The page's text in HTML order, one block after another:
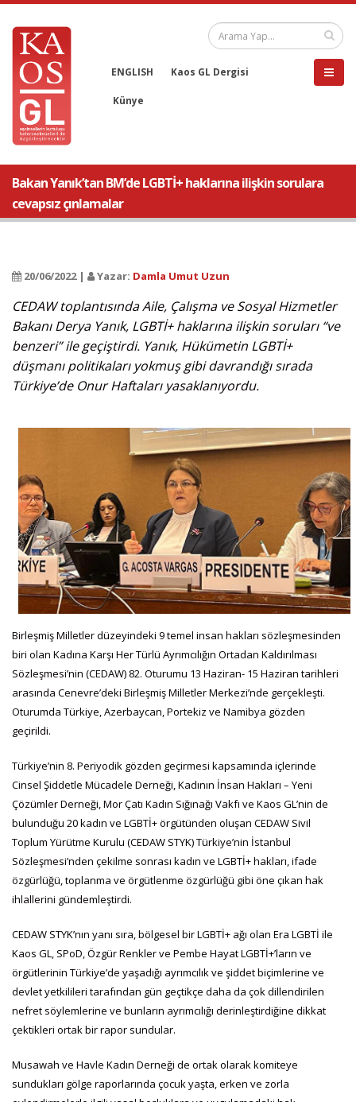
ENGLISH Kaos GL Dergisi
Künye
Bakan Yanık’tan BM’de LGBTİ+ haklarına ilişkin sorulara
cevapsız çınlamalar
20/06/2022 | Yazar: Damla Umut Uzun
CEDAW toplantısında Aile, Çalışma ve Sosyal Hizmetler
Bakanı Derya Yanık, LGBTİ+ haklarına ilişkin soruları “ve
benzeri” ile geçiştirdi. Yanık, Hükümetin LGBTİ+
düşmanı politikaları yokmuş gibi davrandığı sırada
Türkiye’de Onur Haftaları yasaklanıyordu.
Birleşmiş Milletler düzeyindeki 9 temel insan hakları sözleşmesinden
biri olan Kadına Karşı Her Türlü Ayrımcılığın Ortadan Kaldırılması
Sözleşmesi’nin (CEDAW) 82. Oturumu 13 Haziran- 15 Haziran tarihleri
arasında Cenevre’deki Birleşmiş Milletler Merkezi’nde gerçekleşti.
Oturumda Türkiye, Azerbaycan, Portekiz ve Namibya gözden
geçirildi.
Türkiye’nin 8. Periyodik gözden geçirmesi kapsamında içlerinde
Cinsel Şiddetle Mücadele Derneği, Kadının İnsan Hakları – Yeni
Çözümler Derneği, Mor Çatı Kadın Sığınağı Vakfı ve Kaos GL’nin de
bulunduğu 20 kadın ve LGBTİ+ örgütünden oluşan CEDAW Sivil
Toplum Yürütme Kurulu (CEDAW STYK) Türkiye’nin İstanbul
Sözleşmesi’nden çekilme sonrası kadın ve LGBTİ+ hakları, ifade
özgürlüğü, toplanma ve örgütlenme özgürlüğü gibi öne çıkan hak
ihlallerini gündemleştirdi.
CEDAW STYK’nın yanı sıra, bölgesel bir LGBTİ+ ağı olan Era LGBTİ ile
Kaos GL, SPoD, Özgür Renkler ve Pembe Hayat LGBTİ+’ların ve
örgütlerinin Türkiye’de yaşadığı ayrımcılık ve şiddet biçimlerine ve
devlet yetkilileri tarafından gün geçtikçe daha da çok dillendirilen
nefret söylemlerine ve bunların ayrımcılığı derinleştirdiğine dikkat
çektikleri ortak bir rapor sundular.
Musawah ve Havle Kadın Derneği de ortak olarak komiteye
sundukları gölge raporlarında çocuk yaşta, erken ve zorla